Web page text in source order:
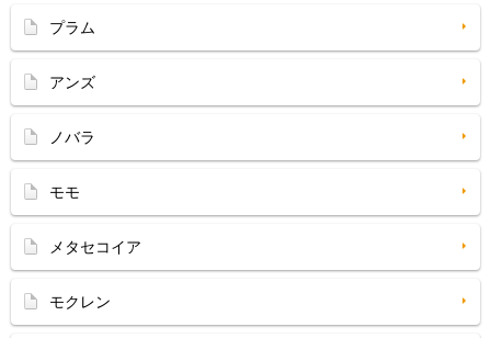
プラム
アンズ
ノバラ
モモ
メタセコイア
モクレン